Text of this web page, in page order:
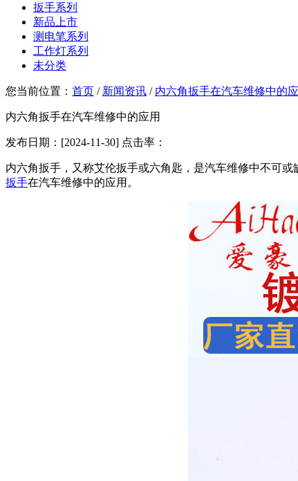
扳手系列
新品上市
测电笔系列
工作灯系列
未分类
您当前位置： 首页 / 新闻资讯 / 内六角扳手在汽车维修中的
内六角扳手在汽车维修中的应用
发布日期：[2024-11-30] 点击率：
内六角扳手，又称艾伦扳手或六角匙，是汽车维修中不可
扳手在汽车维修中的应用。